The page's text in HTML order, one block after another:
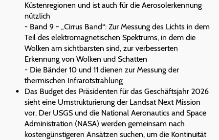
Küstenregionen und ist auch für die Aerosolerkennung
nützlich
- Band 9 - „Cirrus Band“: Zur Messung des Lichts in dem
Teil des elektromagnetischen Spektrums, in dem die
Wolken am sichtbarsten sind, zur verbesserten
Erkennung von Wolken und Schatten
- Die Bänder 10 und 11 dienen zur Messung der
thermischen Infrarotstrahlung
Das Budget des Präsidenten für das Geschäftsjahr 2026
sieht eine Umstrukturierung der Landsat Next Mission
vor. Der USGS und die National Aeronautics and Space
Administration (NASA) werden gemeinsam nach
kostengünstigeren Ansätzen suchen, um die Kontinuität